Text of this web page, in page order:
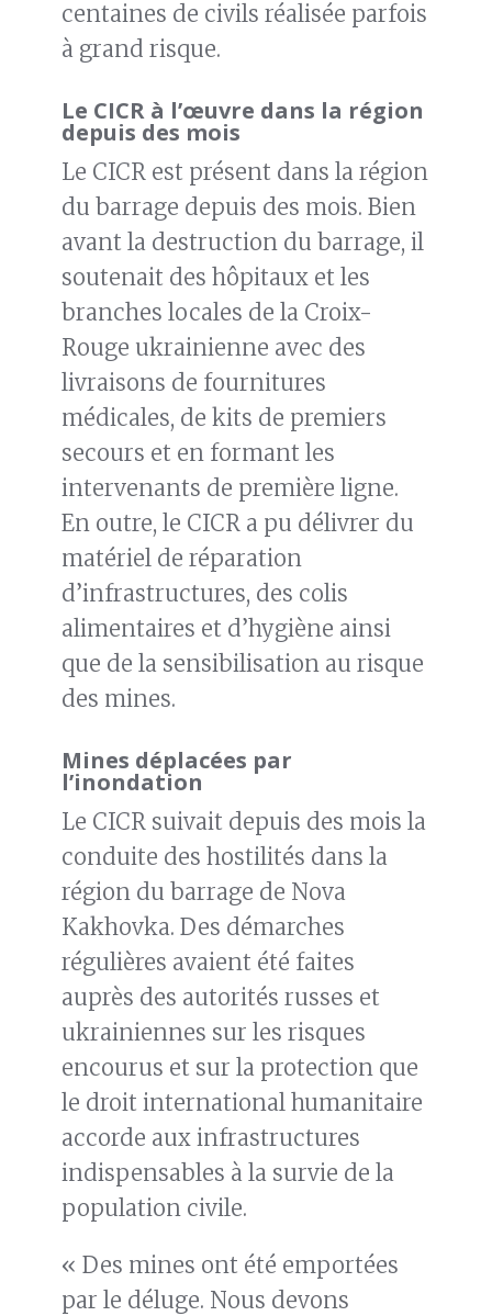
centaines de civils réalisée parfois
à grand risque.
Le CICR à l’œuvre dans la région
depuis des mois
Le CICR est présent dans la région
du barrage depuis des mois. Bien
avant la destruction du barrage, il
soutenait des hôpitaux et les
branches locales de la Croix-
Rouge ukrainienne avec des
livraisons de fournitures
médicales, de kits de premiers
secours et en formant les
intervenants de première ligne.
En outre, le CICR a pu délivrer du
matériel de réparation
d’infrastructures, des colis
alimentaires et d’hygiène ainsi
que de la sensibilisation au risque
des mines.
Mines déplacées par
l’inondation
Le CICR suivait depuis des mois la
conduite des hostilités dans la
région du barrage de Nova
Kakhovka. Des démarches
régulières avaient été faites
auprès des autorités russes et
ukrainiennes sur les risques
encourus et sur la protection que
le droit international humanitaire
accorde aux infrastructures
indispensables à la survie de la
population civile.
« Des mines ont été emportées
par le déluge. Nous devons